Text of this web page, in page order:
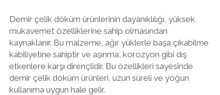
Demir çelik döküm ürünlerinin dayanıklılığı, yüksek
mukavemet özelliklerine sahip olmasından
kaynaklanır. Bu malzeme, ağır yüklerle başa çıkabilme
kabiliyetine sahiptir ve aşınma, korozyon gibi dış
etkenlere karşı dirençlidir. Bu özellikleri sayesinde
demir çelik döküm ürünleri, uzun süreli ve yoğun
kullanıma uygun hale gelir.